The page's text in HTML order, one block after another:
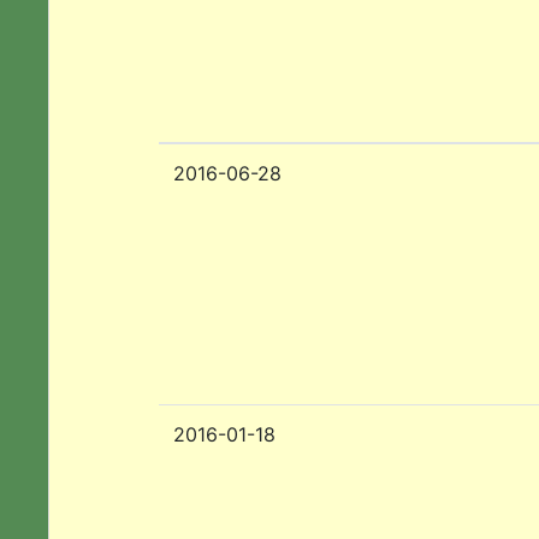
2016-06-28
2016-01-18